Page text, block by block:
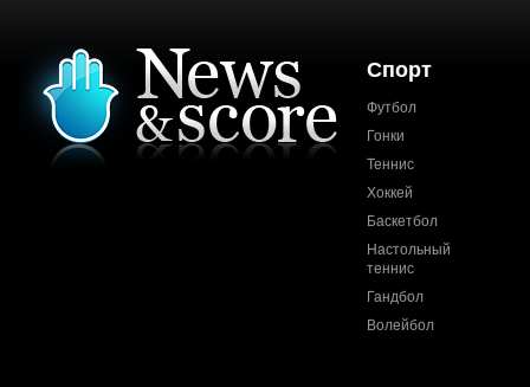
Спорт
Футбол
Гонки
Теннис
Хоккей
Баскетбол
Настольный
теннис
Гандбол
Волейбол